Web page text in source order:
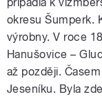
okresu Šumperk.
výrobny. V roce
Hanušovice –
až později.
Jeseníku. Byla